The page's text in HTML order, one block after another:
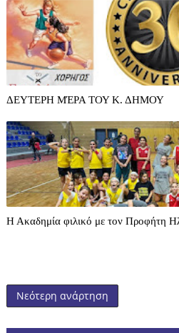
ΔΕΥΤΕΡΗ ΜΈΡΑ ΤΟΥ Κ. ΔΗΜΟΥ
Η Ακαδημία φιλικό με τον Προφήτη
Νεότερη ανάρτηση